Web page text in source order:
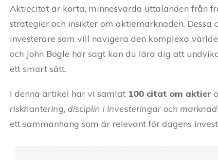
Aktiecitat är korta, minnesvärda uttalanden från
strategier och insikter om aktiemarknaden.
investerare som vill navigera den komplexa
och John Bogle har sagt kan du lära dig att
ett smart sätt.
I denna artikel har vi samlat 100 citat om aktier
riskhantering, disciplin i investeringar och
ett sammanhang som är relevant för dagens